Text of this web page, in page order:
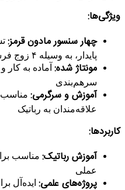
ویژگی‌ها:
چهار سنسور مادون قرمز:
پایدار، به وسیله ۴ زوج فرستنده گیرنده
مونتاژ شده: آماده به کار
سرهم‌بندی
آموزش و سرگرمی: مناسب
علاقه‌مندان به رباتیک
کاربردها:
آموزش رباتیک: مناسب
عملی
پروژه‌های علمی: ایده‌آل